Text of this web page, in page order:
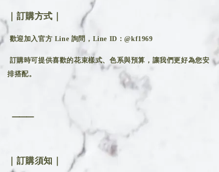
｜訂購方式｜
歡迎加入官方 Line 詢問，Line ID：@kf1969
訂購時可提供喜歡的花束樣式、色系與預算，讓我們更好為您安
排搭配。
⸻
｜訂購須知｜